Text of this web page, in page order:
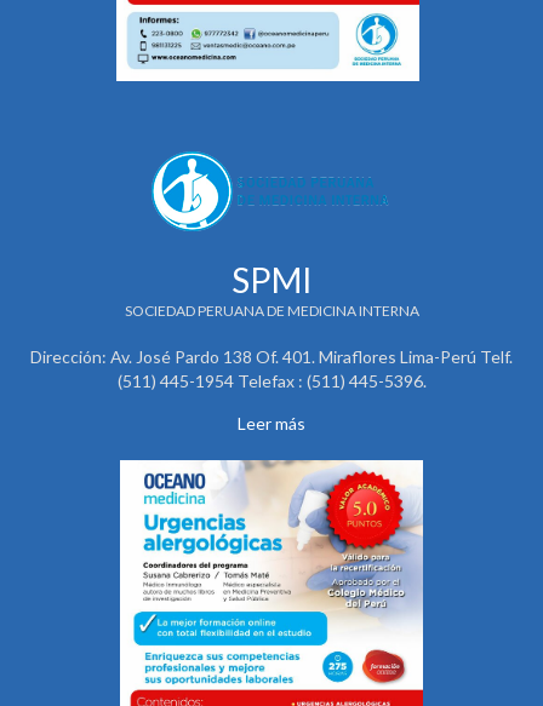
SPMI
SOCIEDAD PERUANA DE MEDICINA INTERNA
Dirección: Av. José Pardo 138 Of. 401. Miraflores Lima-Perú Telf.
(511) 445-1954 Telefax : (511) 445-5396.
Leer más